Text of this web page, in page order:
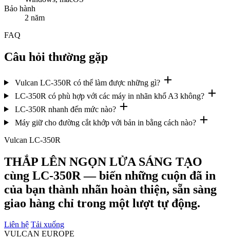
Bảo hành
2 năm
FAQ
Câu hỏi thường gặp
Vulcan LC-350R có thể làm được những gì?
LC-350R có phù hợp với các máy in nhãn khổ A3 không?
LC-350R nhanh đến mức nào?
Máy giữ cho đường cắt khớp với bản in bằng cách nào?
Vulcan LC-350R
THẮP LÊN NGỌN LỬA SÁNG TẠO
cùng LC-350R — biến những cuộn đã in
của bạn thành nhãn hoàn thiện, sẵn sàng
giao hàng chỉ trong một lượt tự động.
Liên hệ Tải xuống
VULCAN EUROPE